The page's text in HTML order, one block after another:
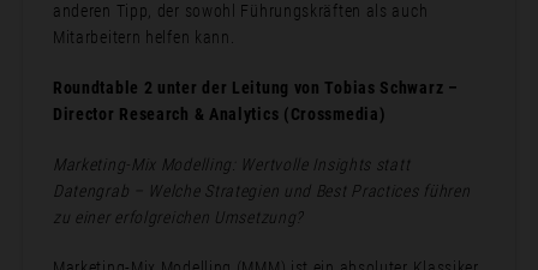
anderen Tipp, der sowohl Führungskräften als auch
Mitarbeitern helfen kann.
Roundtable 2 unter der Leitung von Tobias Schwarz –
Director Research & Analytics (Crossmedia)
Marketing-Mix Modelling: Wertvolle Insights statt
Datengrab – Welche Strategien und Best Practices führen
zu einer erfolgreichen Umsetzung?